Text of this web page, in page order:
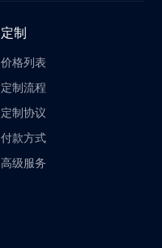
定制
价格列表
定制流程
定制协议
付款方式
高级服务